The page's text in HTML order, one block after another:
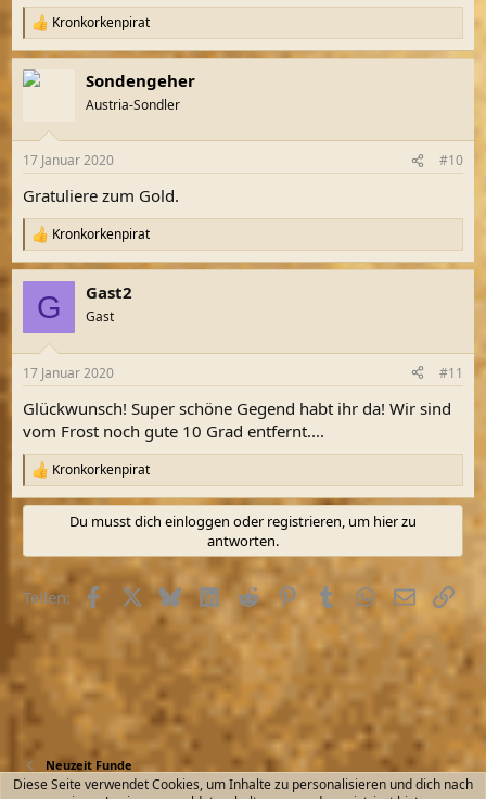
R
e
a
k
e
:
Kronkorkenpirat
Sondengeher
Austria-Sondler
17 Januar 2020 #10
Gratuliere zum Gold.
R
e
a
e
:
Kronkorkenpirat
G Gast2
Gast
17 Januar 2020 #11
Glückwunsch! Super schöne Gegend habt ihr da! Wir sind
vom Frost noch gute 10 Grad entfernt....
R
e
a
i
o
n
n
Kronkorkenpirat
Du musst dich einloggen oder registrieren, um hier zu
antworten.
Teilen: FacebookX (Twitter)
BlueskyLinkedIn
RedditPinterestTumblrWhatsApp
E-MailLink
Neuzeit Funde
Diese Seite verwendet Cookies, um Inhalte zu personalisieren und dich nach